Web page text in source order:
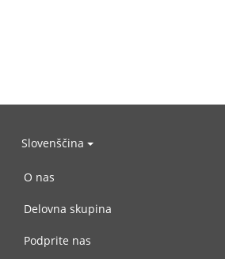
Slovenščina
O nas
Delovna skupina
Podprite nas